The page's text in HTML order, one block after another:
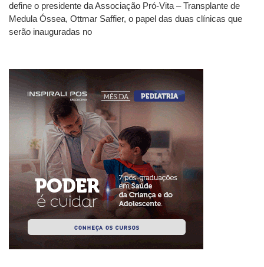
define o presidente da Associação Pró-Vita – Transplante de
Medula Óssea, Ottmar Saffier, o papel das duas clínicas que
serão inauguradas no